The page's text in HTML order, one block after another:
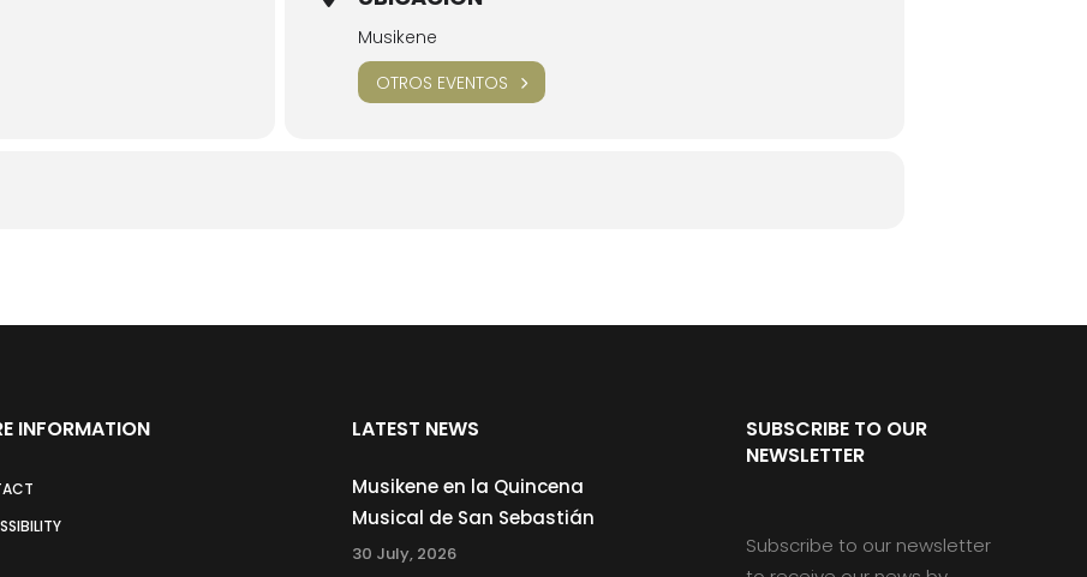
Musikene
OTROS EVENTOS
INFORMATION LATEST NEWS
Musikene en la Quincena
Musical de San Sebastián
30 July, 2026
SUBSCRIBE TO OUR
NEWSLETTER
Subscribe to our newsletter